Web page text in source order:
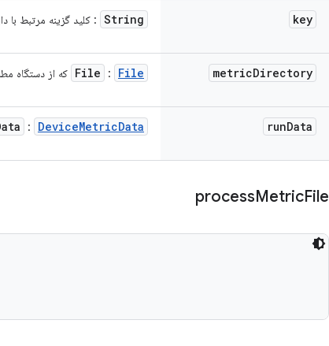
key
String : کلید گزینه مرتبط با
metricDirectory
File : File که از دستگاه
runData
: DeviceMetricData
processMetricFile